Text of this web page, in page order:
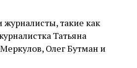
такие как
Татьяна
Олег Бутман и